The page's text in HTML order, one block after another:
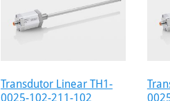
Transdutor Linear TH1-
0025-102-211-102